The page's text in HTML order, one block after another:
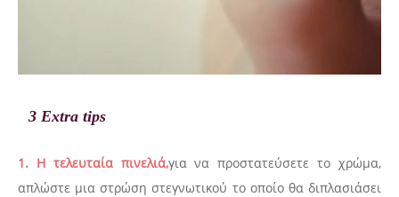
3 Extratips
1. Η τελευταία πινελιά,για να προστατεύσετε το χρώμα,
απλώστε μια στρώση στεγνωτικού το οποίο θα διπλασιάσει